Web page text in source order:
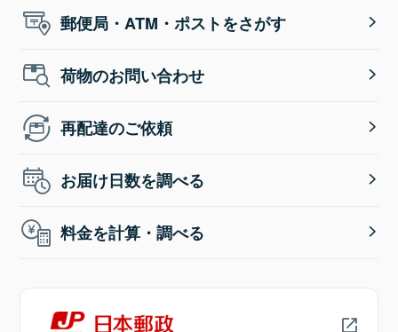
郵便局・ATM・ポストをさがす
荷物のお問い合わせ
再配達のご依頼
お届け日数を調べる
料金を計算・調べる